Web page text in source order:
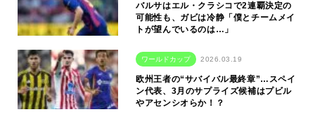
バルサはエル・クラシコで2連覇決定の
可能性も、ガビは冷静「僕とチームメイ
トが望んでいるのは…」
ワールドカップ 2026.03.19
欧州王者の“サバイバル最終章”…スペイ
ン代表、3月のサプライズ候補はプビル
やアセンシオらか！？